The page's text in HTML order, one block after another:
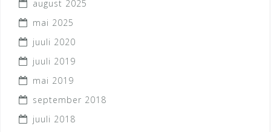
august 2025
mai 2025
juuli 2020
juuli 2019
mai 2019
september 2018
juuli 2018